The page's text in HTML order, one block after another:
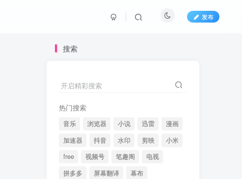
发布
搜索
开启精彩搜索
热门搜索
音乐 浏览器 小说 迅雷
漫画
加速器
抖音 水印 剪映
小米
free
视频号 笔趣阁
电视
拼多多
屏幕翻译
幕布